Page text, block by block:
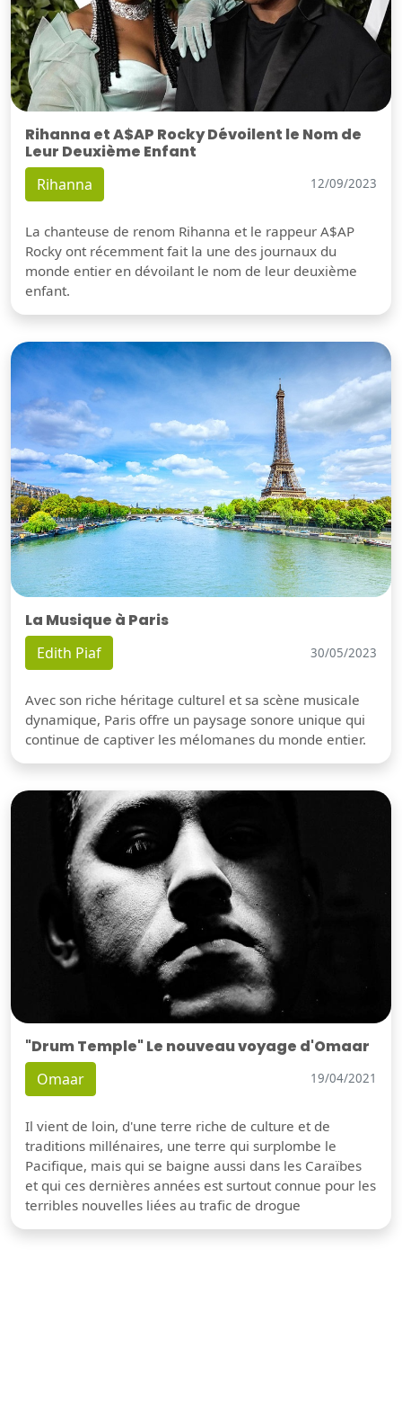
Rihanna et A$AP Rocky Dévoilent le Nom de
Leur Deuxième Enfant
Rihanna 12/09/2023
La chanteuse de renom Rihanna et le rappeur A$AP
Rocky ont récemment fait la une des journaux du
monde entier en dévoilant le nom de leur deuxième
enfant.
La Musique à Paris
Edith Piaf 30/05/2023
Avec son riche héritage culturel et sa scène musicale
dynamique, Paris offre un paysage sonore unique qui
continue de captiver les mélomanes du monde entier.
"Drum Temple" Le nouveau voyage d'Omaar
Omaar 19/04/2021
Il vient de loin, d'une terre riche de culture et de
traditions millénaires, une terre qui surplombe le
Pacifique, mais qui se baigne aussi dans les Caraïbes
et qui ces dernières années est surtout connue pour les
terribles nouvelles liées au trafic de drogue